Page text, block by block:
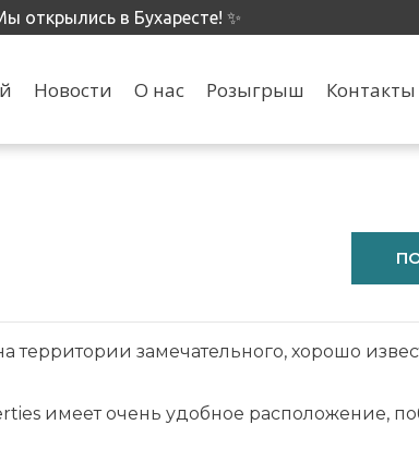
открылись в Бухаресте! ✨
Новости О нас Розыгрыш Контакты
территории замечательного, хорошо
имеет очень удобное расположение,